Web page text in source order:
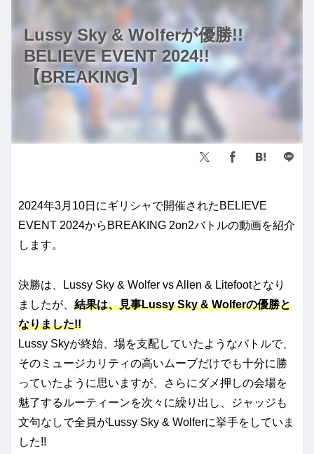
Lussy Sky & Wolferが優勝!!
BELIEVE EVENT 2024!!
【BREAKING】
2024年3月10日にギリシャで開催されたBELIEVE
EVENT 2024からBREAKING 2on2バトルの動画を紹介
します。
決勝は、Lussy Sky & Wolfer vs Allen & Litefootとなり
ましたが、 結果は、見事Lussy Sky & Wolferの優勝と
なりました!!
Lussy Skyが終始、場を支配していたようなバトルで、
そのミュージカリティの高いムーブだけでも十分に勝
っていたように思いますが、さらにダメ押しの会場を
魅了するルーティーンを次々に繰り出し、ジャッジも
文句なしで全員がLussy Sky & Wolferに挙手をしていま
した!!